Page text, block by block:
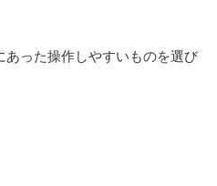
った操作しやすいものを選び